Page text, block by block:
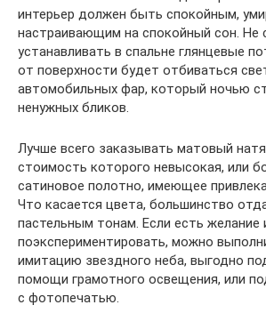
интерьер должен быть спокойным,
настраивающим на спокойный сон. Не
устанавливать в спальне глянцевые
от поверхности будет отбиваться
автомобильных фар, который ночью
ненужных бликов.
Лучше всего заказывать матовый
стоимость которого невысокая, или
сатиновое полотно, имеющее
Что касается цвета, большинство
пастельным тонам. Если есть желание
поэкспериментировать, можно
имитацию звездного неба, выгодно
помощи грамотного освещения, или
с фотопечатью.